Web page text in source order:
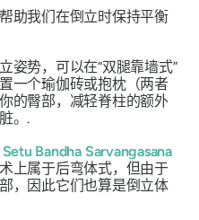
助我们在倒立时保持平衡
姿势，可以在“双腿靠墙式”
一个瑜伽砖或抱枕（两者
的臀部，减轻脊柱的额外
。.
Setu Bandha Sarvangasana
上属于后弯体式，但由于
，因此它们也算是倒立体